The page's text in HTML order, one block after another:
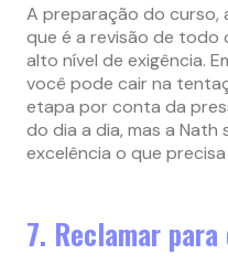
A preparação do curso,
que é a revisão de todo
alto nível de exigência.
você pode cair na
etapa por conta da
do dia a dia, mas a
excelência o que
7. Reclamar para